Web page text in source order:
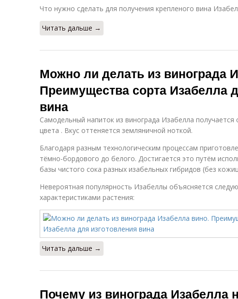
Что нужно сделать для получения крепленого вина
Читать дальше →
Можно ли делать из винограда
Преимущества сорта Изабелла
вина
Самодельный напиток из винограда Изабелла
цвета . Вкус оттеняется земляничной ноткой.
Благодаря разным технологическим процессам
тёмно-бордового до белого. Достигается это путём
базы чистого сока разных изабельных гибридов (без
Невероятная популярность Изабеллы объясняется
характеристиками растения:
Читать дальше →
Почему из винограда Изабелла